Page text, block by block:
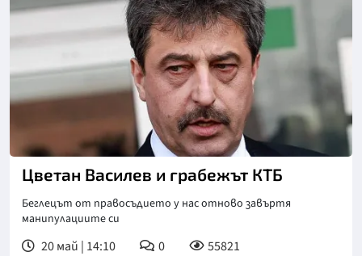
Цветан Василев и грабежът КТБ
Беглецът от правосъдието у нас отново завъртя
манипулациите си
20 май | 14:10 0 55821